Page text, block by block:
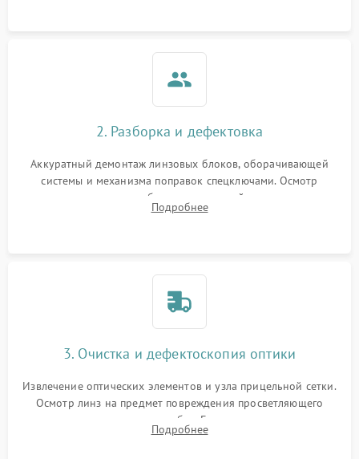
2. Разборка и дефектовка
Аккуратный демонтаж линзовых блоков, оборачивающей
системы и механизма поправок спецключами. Осмотр
внутренних резьбовых соединений, пружин и
уплотнительных колец. Поиск причин люфта, смещения
Подробнее
3. Очистка и дефектоскопия оптики
Извлечение оптических элементов и узла прицельной сетки.
Осмотр линз на предмет повреждения просветляющего
покрытия или появления грибка. Бережная очистка стекол
спецрастворами. Проверка целостности гравированной
Подробнее